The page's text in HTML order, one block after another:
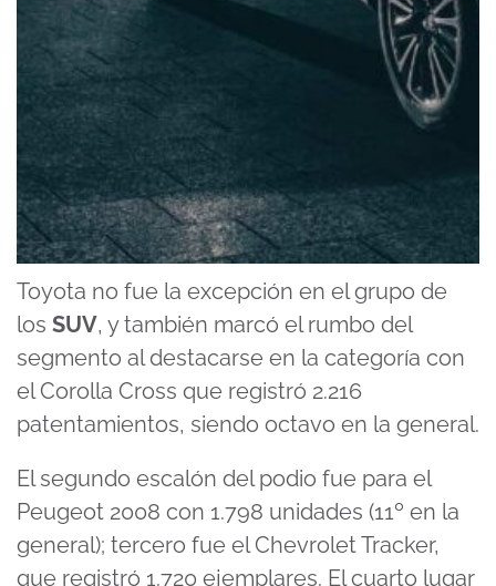
Toyota no fue la excepción en el grupo de
los SUV, y también marcó el rumbo del
segmento al destacarse en la categoría con
el Corolla Cross que registró 2.216
patentamientos, siendo octavo en la general.
El segundo escalón del podio fue para el
Peugeot 2008 con 1.798 unidades (11º en la
general); tercero fue el Chevrolet Tracker,
que registró 1.720 ejemplares. El cuarto lugar